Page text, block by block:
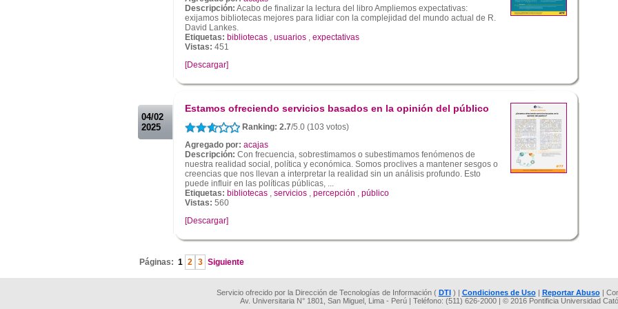
Descripción: Acabo de finalizar la lectura del libro Ampliemos expectativas:
exijamos bibliotecas mejores para lidiar con la complejidad del mundo actual de R.
David Lankes.
Etiquetas: bibliotecas , usuarios , expectativas
Vistas: 451
[Descargar]
04/02
2025
Estamos ofreciendo servicios basados en la opinión del público
Ranking: 2.7/5.0 (103 votos)
Agregado por: acajas
Descripción: Con frecuencia, sobrestimamos o subestimamos fenómenos de
nuestra realidad social, política y económica. Somos proclives a mantener sesgos o
creencias que nos llevan a interpretar la realidad sin un análisis profundo. Esto
puede influir en las políticas públicas, ...
Etiquetas: bibliotecas , servicios , percepción , público
Vistas: 560
[Descargar]
Páginas: 1 2 3 Siguiente
Servicio ofrecido por la Dirección de Tecnologías de Información ( DTI) | Condiciones de Uso| Reportar Abuso|
Av. Universitaria N° 1801, San Miguel, Lima - Perú | Teléfono: (511) 626-2000 | © 2016 Pontificia Universidad